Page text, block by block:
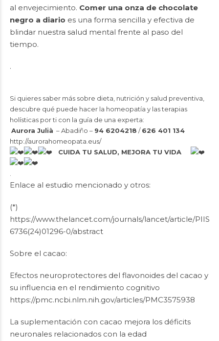
al envejecimiento. Comer una onza de chocolate
negro a diario es una forma sencilla y efectiva de
blindar nuestra salud mental frente al paso del
tiempo.
.
Si quieres saber más sobre dieta, nutrición y salud preventiva,
descubre qué puede hacer la homeopatía y las terapias
holísticas por ti con la guía de una experta:
Aurora Julià – Abadiño – 94 6204218 /626 401 134
http://aurorahomeopata.eus/
CUIDA TU SALUD, MEJORA TU VIDA
.
Enlace al estudio mencionado y otros:
(*)
https://www.thelancet.com/journals/lancet/article/
6736(24)01296-0/abstract
Sobre el cacao:
Efectos neuroprotectores del flavonoides del cacao y
su influencia en el rendimiento cognitivo
https://pmc.ncbi.nlm.nih.gov/articles/PMC3575938
La suplementación con cacao mejora los déficits
neuronales relacionados con la edad